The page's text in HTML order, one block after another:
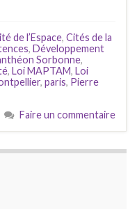
de l’Espace, Cités de la
, Développement
Sorbonne,
, Loi MAPTAM, Loi
, paris, Pierre
Faire un commentaire